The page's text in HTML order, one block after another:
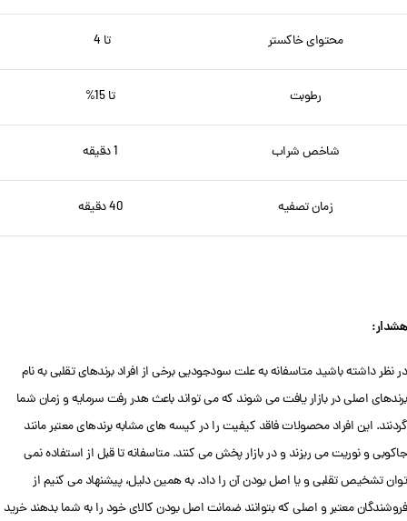
محتوای خاکستر تا 4
رطوبت تا 15%
شاخص شراب
زمان تصفیه 40 دقیقه
هشدار:
در نظر داشته باشید متاسفانه به علت سودجودیی برخی از افراد برندهای تقلبی به نام
برندهای اصلی در بازار یافت می شوند که می تواند باعث هدر رفت سرمایه و زمان شما
گردنند. این افراد محصولات فاقد کیفیت را در کیسه های مشابه برندهای معتبر مانند
جاکوبی و نوریت می ریزند و در بازار پخش می کنند. متاسفانه تا قبل از استفاده نمی
توان تشخیص تقلبی و یا اصل بودن آن را داد. به همین دلیل، پیشنهاد می کنیم از
فروشندگان معتبر و اصلی که بتوانند ضمانت اصل بودن کالای خود را به شما بدهند خرید